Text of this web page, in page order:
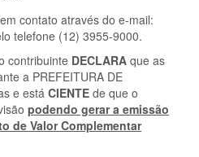
contato através do e-mail:
telefone (12) 3955-9000.
contribuinte DECLARA que as
a PREFEITURA DE
e está CIENTE de que o
podendo gerar a emissão
de Valor Complementar